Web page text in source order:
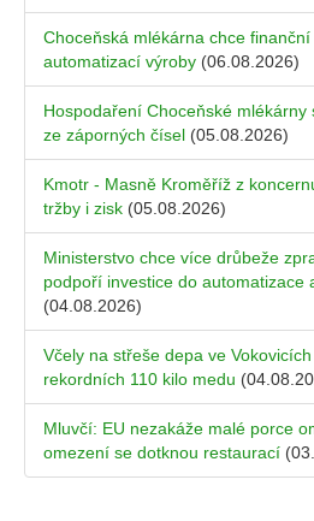
Choceňská mlékárna chce
automatizací výroby (06.08.2026)
Hospodaření Choceňské mlékárny
ze záporných čísel (05.08.2026)
Kmotr - Masně Kroměříž z
tržby i zisk (05.08.2026)
Ministerstvo chce více drůbeže
podpoří investice do automatizace
(04.08.2026)
Včely na střeše depa ve
rekordních 110 kilo medu
Mluvčí: EU nezakáže malé porce
omezení se dotknou restaurací